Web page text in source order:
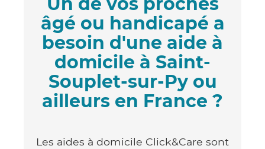
âgé ou handicapé a
besoin d'une aide à
domicile à Saint-
Souplet-sur-Py ou
ailleurs en France ?
Les aides à domicile Click&Care sont